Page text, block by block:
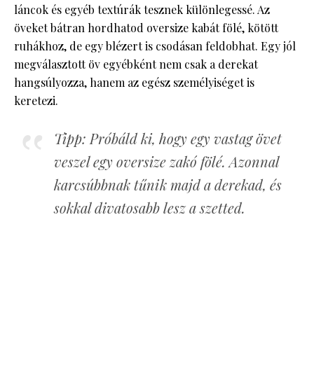
láncok és egyéb textúrák tesznek különlegessé. Az
öveket bátran hordhatod oversize kabát fölé, kötött
ruhákhoz, de egy blézert is csodásan feldobhat. Egy jól
megválasztott öv egyébként nem csak a derekat
hangsúlyozza, hanem az egész személyiséget is
keretezi.
Tipp: Próbáld ki, hogy egy vastag övet
veszel egy oversize zakó fölé. Azonnal
karcsúbbnak tűnik majd a derekad, és
sokkal divatosabb lesz a szetted.